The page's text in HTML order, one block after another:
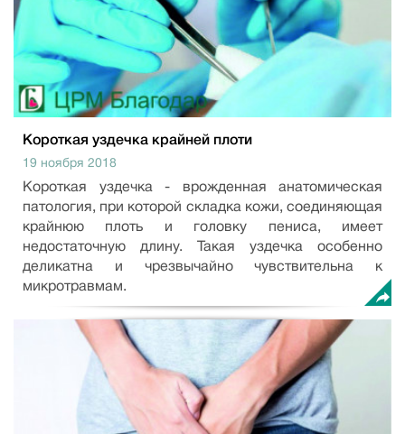
Короткая уздечка крайней плоти
19 ноября 2018
Короткая уздечка - врожденная анатомическая
патология, при которой складка кожи, соединяющая
крайнюю плоть и головку пениса, имеет
недостаточную длину. Такая уздечка особенно
деликатна и чрезвычайно чувствительна к
микротравмам.